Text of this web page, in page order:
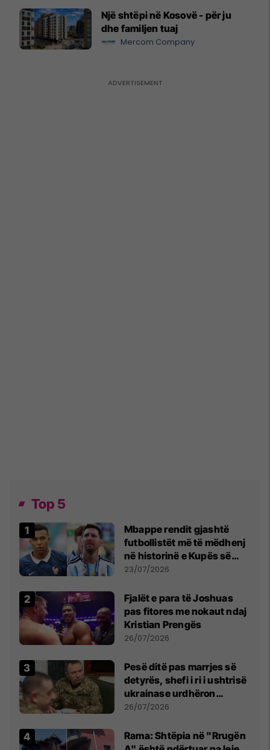
Një shtëpi në Kosovë - për ju
dhe familjen tuaj
Mercom Company
Top 5
Mbappe rendit gjashtë
futbollistët më të mëdhenj
në historinë e Kupës së
Botës, Messi mbetet i dyti
23/07/2026
Fjalët e para të Joshuas
pas fitores me nokaut ndaj
Kristian Prengës
26/07/2026
Pesë ditë pas marrjes së
detyrës, shefi i ri i ushtrisë
ukrainase urdhëron
kontroll të madh
26/07/2026
Rama: Shtëpia në "Rrugën